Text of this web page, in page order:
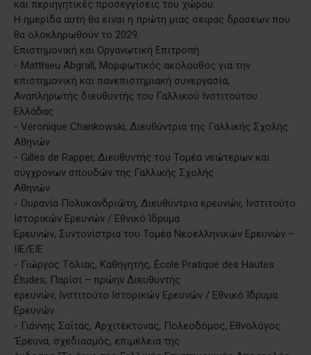
και περιηγητικές προσεγγίσεις του χώρου.
Η ημερίδα αυτή θα είναι η πρώτη μιας σειράς δράσεων που
θα ολοκληρωθούν το 2029.
Επιστημονική και Οργανωτική Επιτροπή
- Matthieu Abgrall, Μορφωτικός ακόλουθος για την
επιστημονική και πανεπιστημιακή συνεργασία,
Αναπληρωτής διευθυντής του Γαλλικού Ινστιτούτου
Ελλάδας
- Véronique Chankowski, Διευθύντρια της Γαλλικής Σχολής
Αθηνών
- Gilles de Rapper, Διευθυντής του Τομέα νεώτερων και
σύγχρονων σπουδών της Γαλλικής Σχολής
Αθηνών
- Ουρανία Πολυκανδριώτη, Διευθύντρια ερευνών, Ινστιτούτο
Ιστορικών Ερευνών / Εθνικό Ίδρυμα
Ερευνών, Συντονίστρια του Τομέα Νεοελληνικών Ερευνών –
ΙΙΕ/ΕΙΕ
- Γιώργος Τόλιας, Καθηγητής, École Pratique des Hautes
Études, Παρίσι – πρώην Διευθυντής
ερευνών, Ινστιτούτο Ιστορικών Ερευνών / Εθνικό Ίδρυμα
Ερευνών
- Γιάννης Σαΐτας, Αρχιτέκτονας, Πολεοδόμος, Εθνολόγος.
'Ερευνα, σχεδιασμός, επιμέλεια της